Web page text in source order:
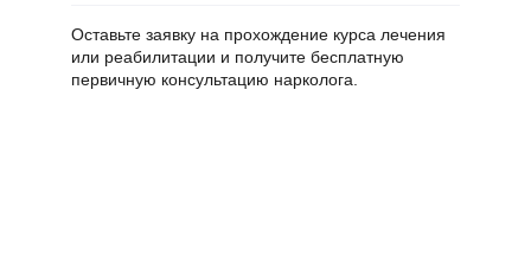
Оставьте заявку на прохождение курса лечения
или реабилитации и получите бесплатную
первичную консультацию нарколога.